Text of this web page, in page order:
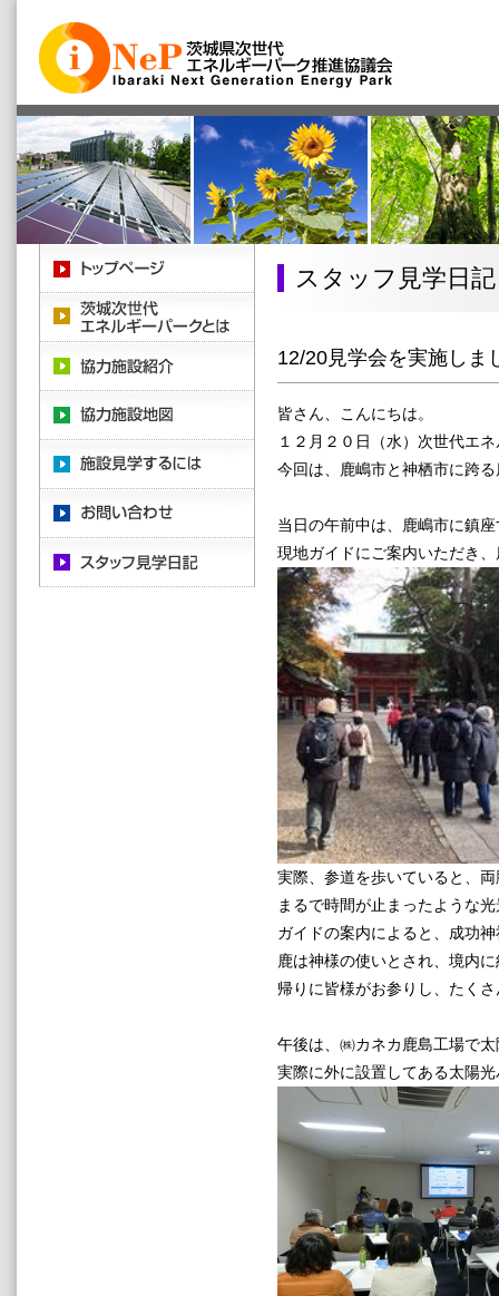
スタッフ見学日記
12/20見学会を実施しま
皆さん、こんにちは。
１２月２０日（水）次世代エ
今回は、鹿嶋市と神栖市に跨
当日の午前中は、鹿嶋市に鎮
現地ガイドにご案内いただき
実際、参道を歩いていると、
まるで時間が止まったような
ガイドの案内によると、成功
鹿は神様の使いとされ、境内
帰りに皆様がお参りし、たく
午後は、㈱カネカ鹿島工場で
実際に外に設置してある太陽